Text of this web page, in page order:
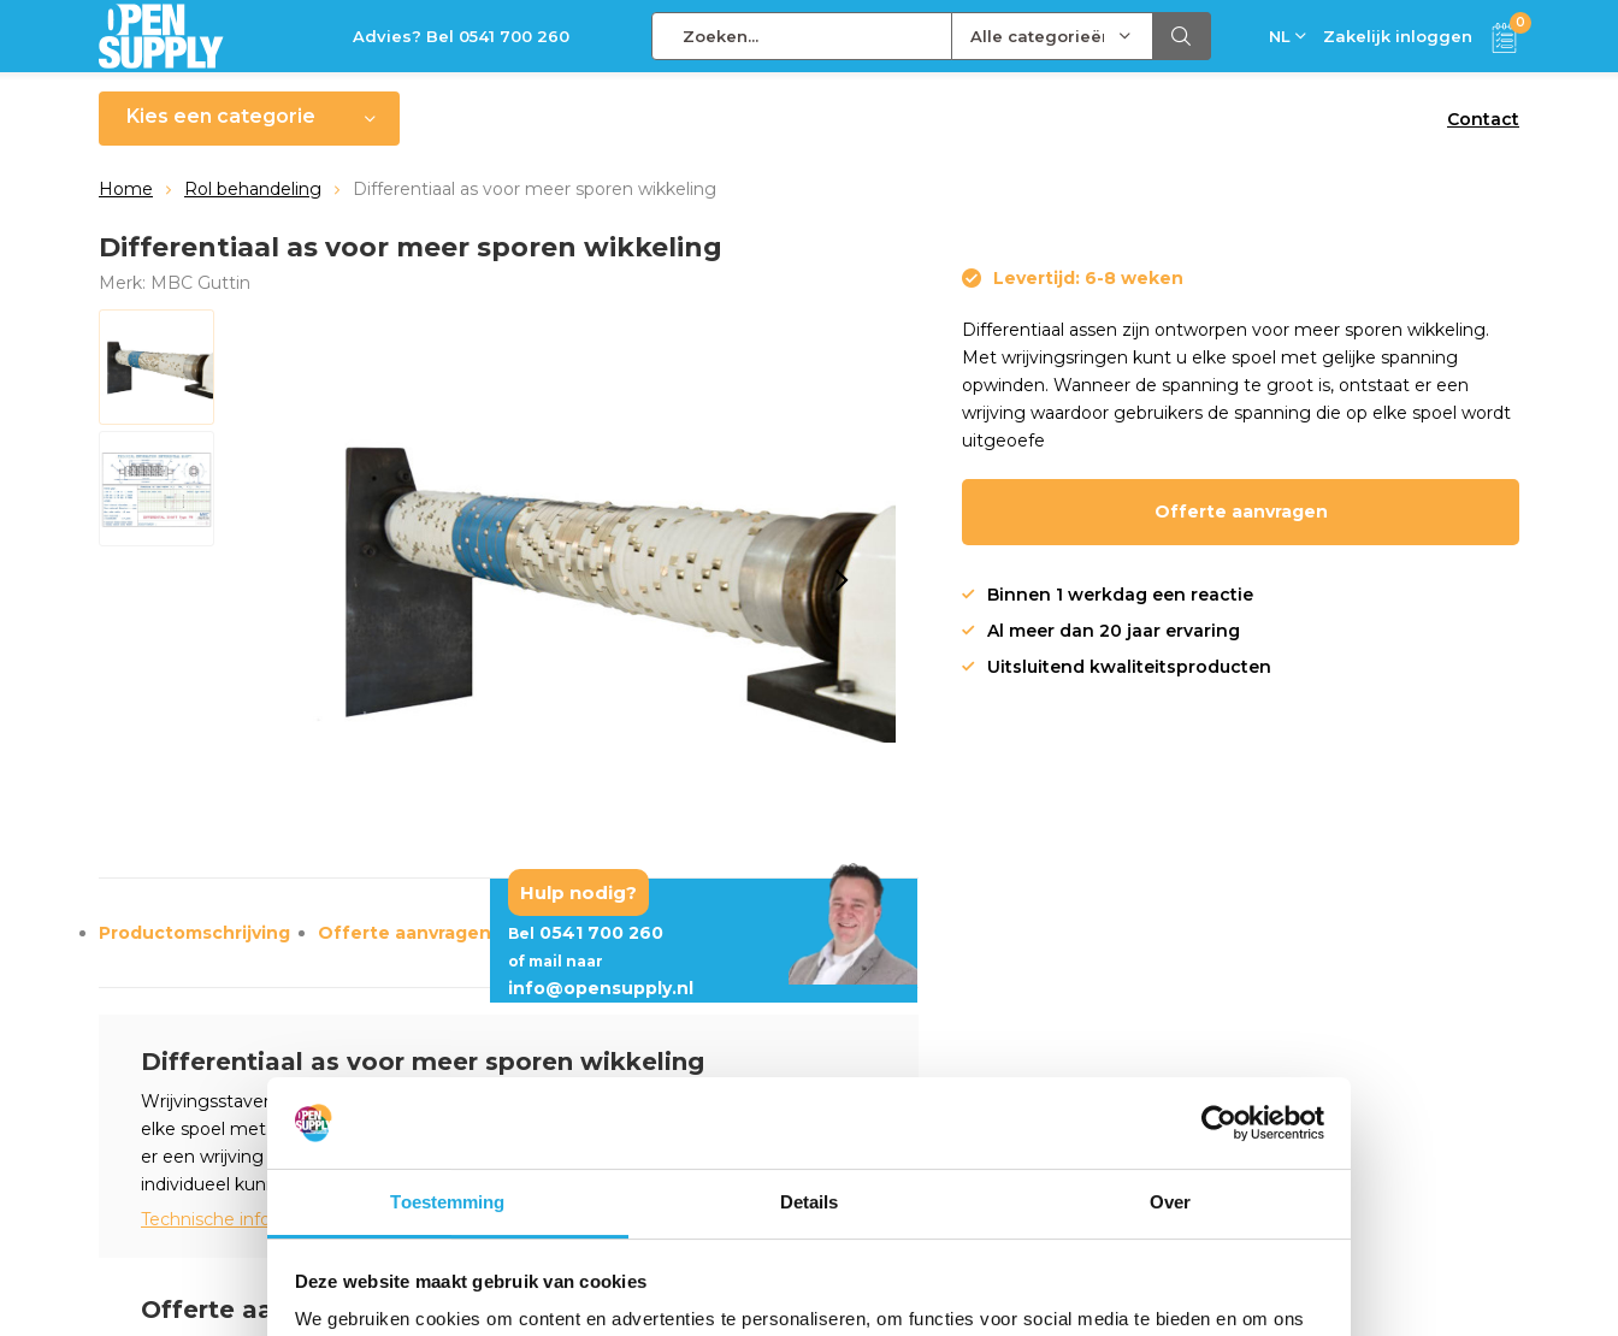
Toestemming Details Over
Deze website maakt gebruik van cookies
We gebruiken cookies om content en advertenties te personaliseren, om functies voor social media te bieden en om ons
Advies? Bel 0541 700 260 Alle categorieën NL Zakelijk inloggen
0
Kies een categorie Contact
Home Rol behandeling Differentiaal as voor meer sporen wikkeling
Differentiaal as voor meer sporen wikkeling
Merk: MBC Guttin Levertijd: 6-8 weken
Differentiaal assen zijn ontworpen voor meer sporen wikkeling.
Met wrijvingsringen kunt u elke spoel met gelijke spanning
opwinden. Wanneer de spanning te groot is, ontstaat er een
wrijving waardoor gebruikers de spanning die op elke spoel wordt
uitgeoefe
Offerte aanvragen
Binnen 1 werkdag een reactie
Al meer dan 20 jaar ervaring
Uitsluitend kwaliteitsproducten
Productomschrijving Offerte aanvragen?
Hulp nodig?
Bel 0541 700 260
of mail naar
info@opensupply.nl
Differentiaal as voor meer sporen wikkeling
Wrijvingsstaven zijn ontworpen voor meer sporen wikkeling. Met wrijvingsringen kunt u
elke spoel met gelijke spanning opwinden. Wanneer de spanning te groot is, ontstaat
er een wrijving waardoor gebruikers de spanning die op elke spoel wordt uitgeoefend
individueel kunnen regelen.
Technische informatie
Offerte aanvragen?